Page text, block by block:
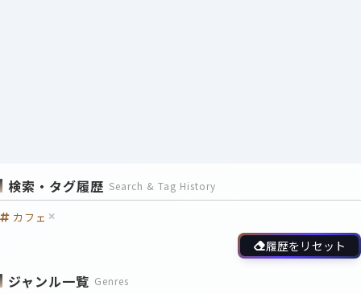
検索・タグ履歴 Search & Tag History
カフェ
履歴をリセット
ジャンル一覧 Genres